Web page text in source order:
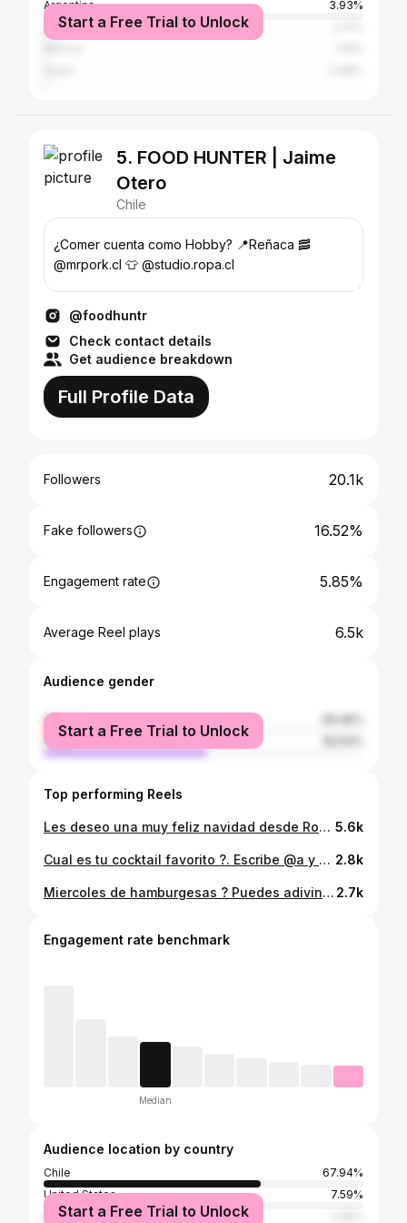
Argentina
3.93%
United States
Start a Free Trial to Unlock
5. FOOD HUNTER | Jaime
Otero
Chile
¿Comer cuenta como Hobby? 📍Reñaca 🥓
@mrpork.cl 👕 @studio.ropa.cl
@foodhuntr
Check contact details
Get audience breakdown
Full Profile Data
Followers 20.1k
Fake followers 16.52%
Engagement rate 5.85%
Average Reel plays 6.5k
Audience gender
female
male
Start a Free Trial to Unlock
Top performing Reels
Les deseo una muy feliz navidad desde Roma. Espero que compartan una buena cena con su familia y porque no un bajativo. Saludos a todos y le doy las gracias a todos los que me han enviado mensajes navideños 🎅🎅. 5.6k
Cual es tu cocktail favorito ?. Escribe @a y si no te responde en 5 minutos te debe tu trago favorito 👀 2.8k
Miercoles de hamburgesas ? Puedes adivinar que tenía esta ? 2.7k
Engagement rate benchmark
Median
Audience location by country
Chile
67.94%
United States
7.59%
Argentina
Start a Free Trial to Unlock